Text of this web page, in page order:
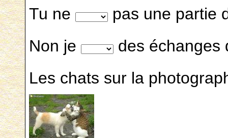
Tu ne
pas une partie
Non je
des échanges
Les chats sur la